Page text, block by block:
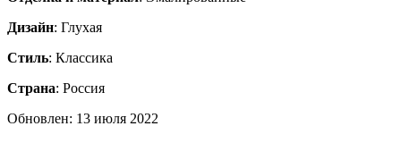
Дизайн: Глухая
Стиль: Классика
Страна: Россия
Обновлен: 13 июля 2022